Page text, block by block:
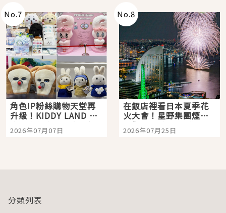
No.7
角色IP粉絲購物天堂再
升級！KIDDY LAND 原
宿店吉伊卡哇迎客，新
開幕 OMOKADO 店3分
2026年07月07日
No.8
在飯店裡看日本夏季花
火大會！星野集團煙火
景觀飯店6選，讓你不用
人擠人悠閒欣賞
2026年07月25日
分類列表